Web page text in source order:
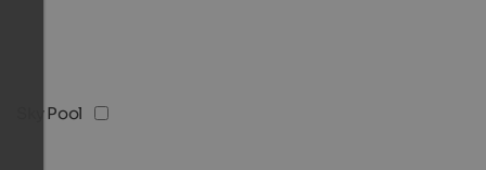
Sky Pool